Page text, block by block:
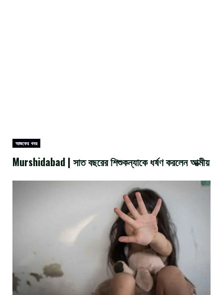
আজকের খবর
Murshidabad | সাত বছরের শিশুকন্যাকে ধর্ষণ করলেন আত্মীয়